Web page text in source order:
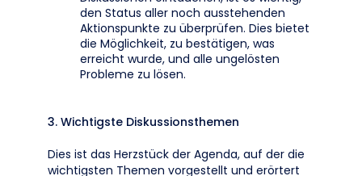
den Status aller noch ausstehenden
Aktionspunkte zu überprüfen. Dies bietet
die Möglichkeit, zu bestätigen, was
erreicht wurde, und alle ungelösten
Probleme zu lösen.
3. Wichtigste Diskussionsthemen
Dies ist das Herzstück der Agenda, auf der die
wichtigsten Themen vorgestellt und erörtert